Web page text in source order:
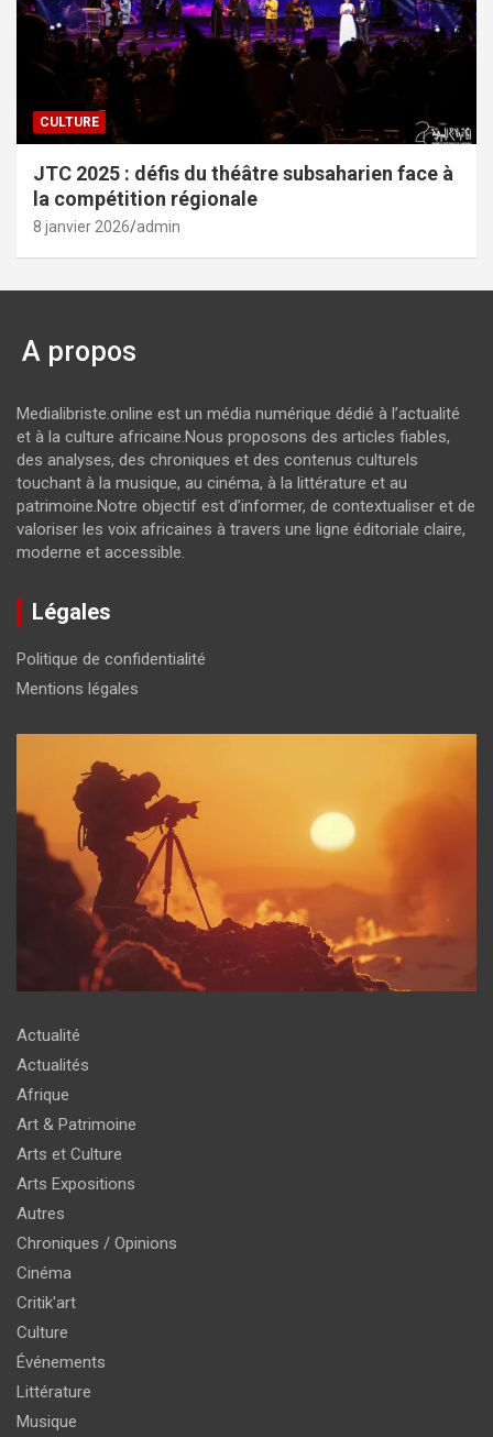
CULTURE
JTC 2025 : défis du théâtre subsaharien face à
la compétition régionale
8 janvier 2026 admin
A propos
Medialibriste.online est un média numérique dédié à l’actualité
et à la culture africaine.Nous proposons des articles fiables,
des analyses, des chroniques et des contenus culturels
touchant à la musique, au cinéma, à la littérature et au
patrimoine.Notre objectif est d’informer, de contextualiser et de
valoriser les voix africaines à travers une ligne éditoriale claire,
moderne et accessible.
Légales
Politique de confidentialité
Mentions légales
Actualité
Actualités
Afrique
Art & Patrimoine
Arts et Culture
Arts Expositions
Autres
Chroniques / Opinions
Cinéma
Critik'art
Culture
Événements
Littérature
Musique